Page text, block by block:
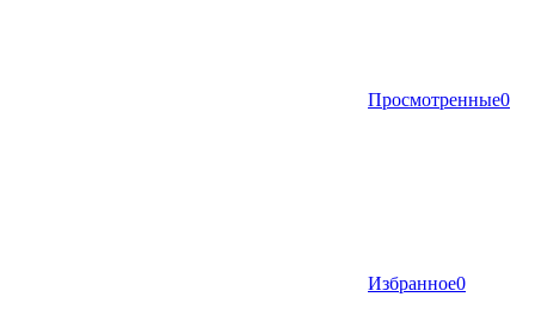
Просмотренные0
Избранное0